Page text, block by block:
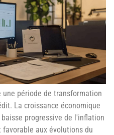
une période de transformation
La croissance économique
progressive de l'inflation
favorable aux évolutions du